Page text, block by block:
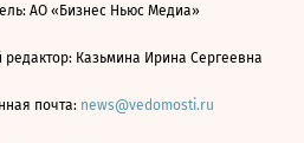
АО «Бизнес Ньюс Медиа»
редактор: Казьмина Ирина Сергеевна
почта: news@vedomosti.ru